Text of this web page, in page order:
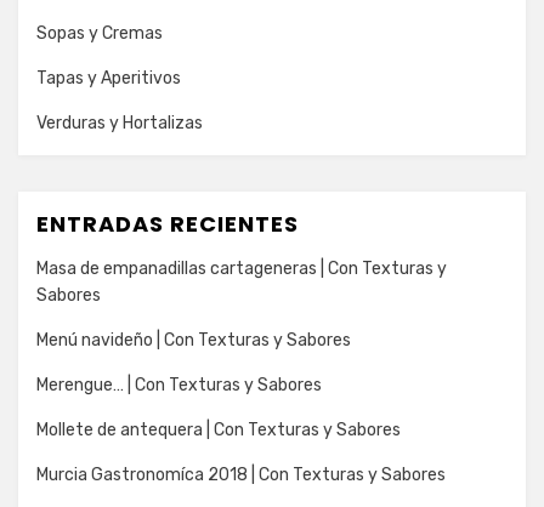
Sopas y Cremas
Tapas y Aperitivos
Verduras y Hortalizas
ENTRADAS RECIENTES
Masa de empanadillas cartageneras | Con Texturas y
Sabores
Menú navideño | Con Texturas y Sabores
Merengue… | Con Texturas y Sabores
Mollete de antequera | Con Texturas y Sabores
Murcia Gastronomíca 2018 | Con Texturas y Sabores